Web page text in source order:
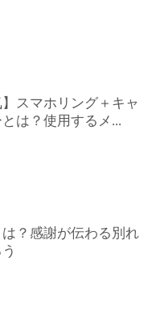
】スマホリング＋キャ
は？使用するメ...
？感謝が伝わる別れ